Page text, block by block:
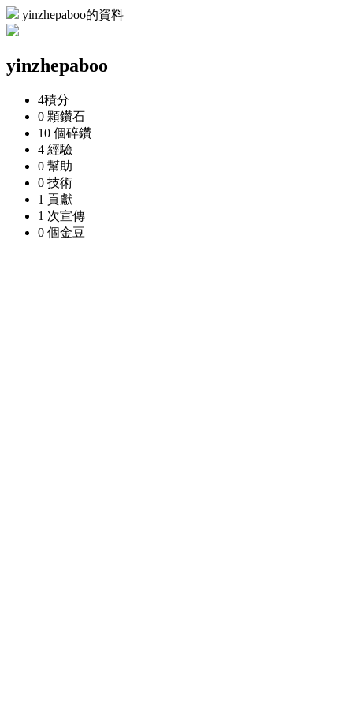
yinzhepaboo的資料
yinzhepaboo
4積分
0 顆鑽石
10 個碎鑽
4 經驗
0 幫助
0 技術
1 貢獻
1 次宣傳
0 個金豆